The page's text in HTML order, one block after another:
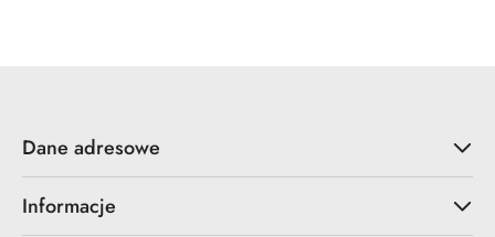
Dane adresowe
Informacje